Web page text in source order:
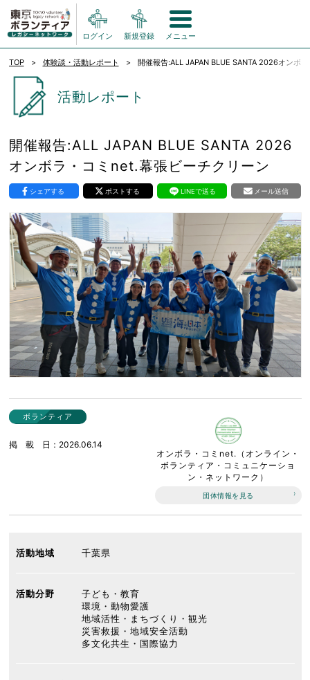
ログイン 新規登録 メニュー
TOP 体験談・活動レポート 開催報告:ALL JAPAN BLUE SANTA 2026オンボ
活動レポート
開催報告:ALL JAPAN BLUE SANTA 2026
オンボラ・コミnet.幕張ビーチクリーン
シェアする ポストする LINEで送る メール送信
ボランティア
掲載日
2026.06.14
オンボラ・コミnet.（オンライン・
ボランティア・コミュニケーショ
ン・ネットワーク）
団体情報を見る
活動地域 千葉県
活動分野
子ども・教育
環境・動物愛護
地域活性・まちづくり・観光
災害救援・地域安全活動
多文化共生・国際協力